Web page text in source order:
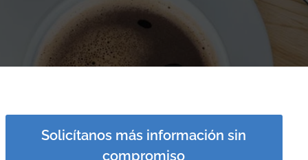
Solicítanos más información sin
compromiso